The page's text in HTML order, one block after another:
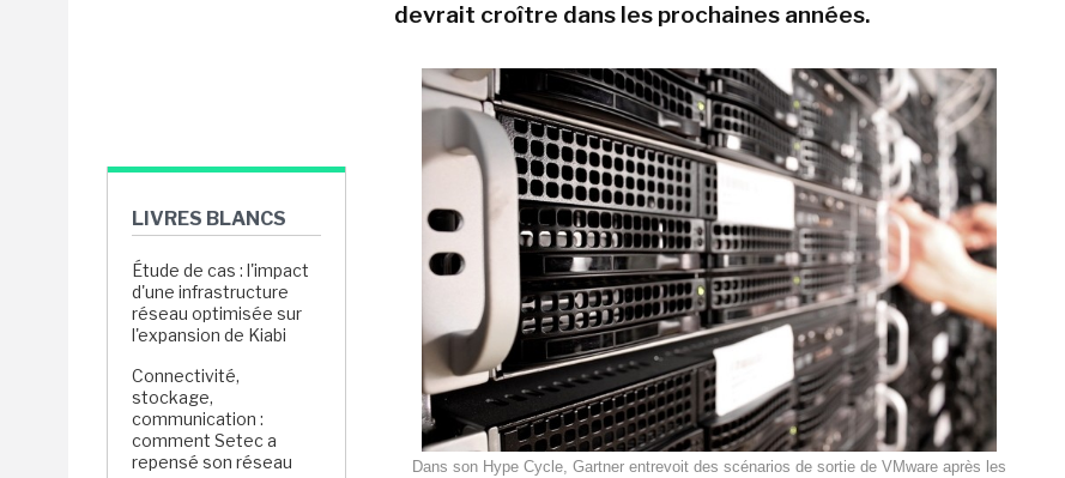
LIVRES BLANCS
Étude de cas : l'impact
d'une infrastructure
réseau optimisée sur
l'expansion de Kiabi
Connectivité,
stockage,
communication :
comment Setec a
repensé son réseau
devrait croître dans les prochaines années.
Dans son Hype Cycle, Gartner entrevoit des scénarios de sortie de VMware après les